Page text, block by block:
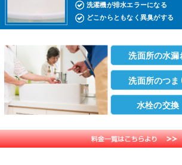
洗濯機が排水エラーになる
どこからともなく異臭がする
洗面所のつま
水栓の交換
洗面所の水漏